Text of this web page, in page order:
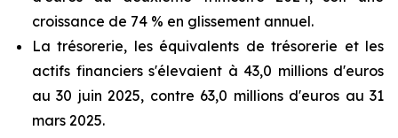
croissance de 74 % en glissement annuel.
La trésorerie, les équivalents de trésorerie et les
actifs financiers s'élevaient à 43,0 millions d'euros
au 30 juin 2025, contre 63,0 millions d'euros au 31
mars 2025.